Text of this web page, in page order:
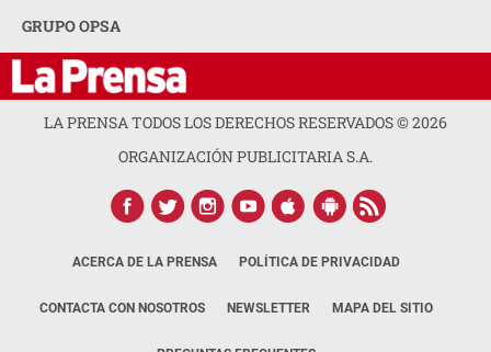
GRUPO OPSA
LA PRENSA TODOS LOS DERECHOS RESERVADOS ©2026
ORGANIZACIÓN PUBLICITARIA S.A.
ACERCA DE LA PRENSA POLÍTICA DE PRIVACIDAD
CONTACTA CON NOSOTROS NEWSLETTER MAPA DEL SITIO